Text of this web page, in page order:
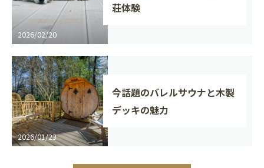
2026/02/20
荘体験
2026/01/23
今話題のバレルサウナと木製
デッキの魅力
お問い合わせはこちら